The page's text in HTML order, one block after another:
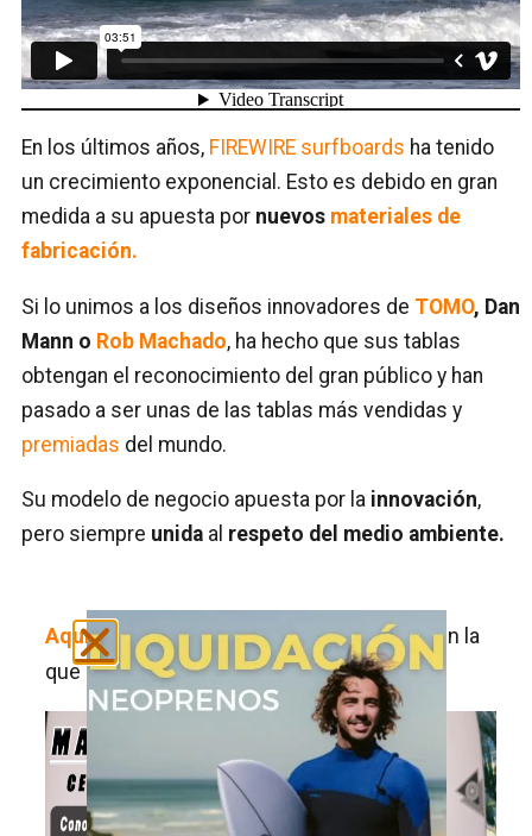
En los últimos años, FIREWIRE surfboards ha tenido
un crecimiento exponencial. Esto es debido en gran
medida a su apuesta por nuevos materiales de
fabricación.
Si lo unimos a los diseños innovadores de TOMO, Dan
Mann o Rob Machado, ha hecho que sus tablas
obtengan el reconocimiento del gran público y han
pasado a ser unas de las tablas más vendidas y
premiadas del mundo.
Su modelo de negocio apuesta por la innovación,
pero siempre unida al respeto del medio ambiente.
Aquípuedes ver una entrevista a su CEO, en la
que hablas sobre este tema.